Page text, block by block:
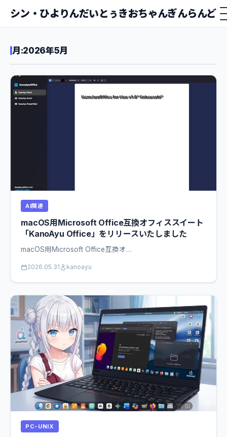
シン・ひよりんだいとぅきおちゃんぎんらんど
月:2026年5月
AI関連
macOS用Microsoft Office互換オフィススイート
「KanoAyu Office」をリリースいたしました
macOS用Microsoft Office互換オ…
2026.05.31 kanoayu
PC-UNIX